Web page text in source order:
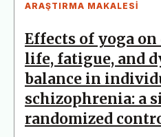
ARAŞTIRMA MAKALESI
Effects of yoga
life, fatigue, and
balance in
schizophrenia: a
randomized